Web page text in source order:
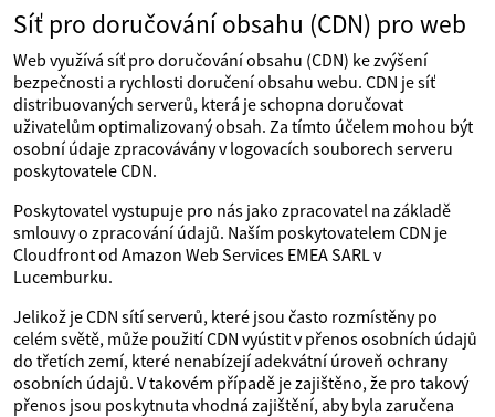
Síť pro doručování obsahu (CDN) pro web
Web využívá síť pro doručování obsahu (CDN) ke zvýšení
bezpečnosti a rychlosti doručení obsahu webu. CDN je síť
distribuovaných serverů, která je schopna doručovat
uživatelům optimalizovaný obsah. Za tímto účelem mohou být
osobní údaje zpracovávány v logovacích souborech serveru
poskytovatele CDN.
Poskytovatel vystupuje pro nás jako zpracovatel na základě
smlouvy o zpracování údajů. Naším poskytovatelem CDN je
Cloudfront od Amazon Web Services EMEA SARL v
Lucemburku.
Jelikož je CDN sítí serverů, které jsou často rozmístěny po
celém světě, může použití CDN vyústit v přenos osobních údajů
do třetích zemí, které nenabízejí adekvátní úroveň ochrany
osobních údajů. V takovém případě je zajištěno, že pro takový
přenos jsou poskytnuta vhodná zajištění, aby byla zaručena